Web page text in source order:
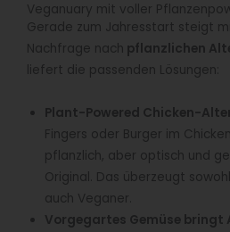
Veganuary mit voller
Gerade zum Jahresstart steigt
Nachfrage nach pflanzlichen
liefert die passenden Lösungen:
Plant-Powered Chicken-
Fingers oder Burger im
pflanzlich, aber optisch und
Original. Das überzeugt
auch Veganer.
Vorgegartes Gemüse bringt